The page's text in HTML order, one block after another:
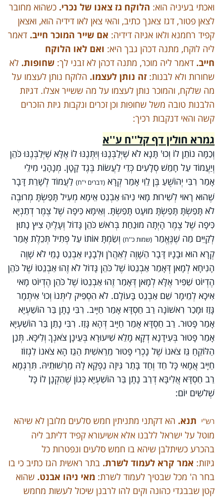
ואכתי בעיניה הוא: הלוקח גז צאנו של נכרי. כשהוא מחובר
לצאן פטור, דגז צאנך כתיב, והאי צאן לאו דידיה הוא, ואצאן
קפיד רחמנא ולאו אגיזה דידיה: אם שייר המוכר חייב. דאמר
ליה לוקח, מתנה דכהן גבך היא: ואם לאו הלוקח
חייב. דאמר ליה מוכר, מתנה דכהן לא זבני לך: שחופות. לא
שחורות ולא לבנות: זה נותן לעצמו. הלוקח נותן לעצמו על
מה שלקח, והמוכר נותן לעצמו על מה ששייר אצלו. דגיזת
הלבנות טובה משל שחופות וכן זכרים ונקבות גיזת הזכרים
קשה והאי דנקבות רכיך:
גמרא חולין דף קל''ח ע''א
וְכַמָּה נוֹתֵן לוֹ וְכוּ' תָּנָא לֹא שֶׁיְּלַבְּנֶנּוּ וְיִתְּנֶנּוּ לוֹ אֶלָּא שֶׁיְּלַבְּנֶנּוּ כֹּהֵן
וְיַעֲמוֹד עַל חָמֵשׁ סְלָעִים כְּדֵי לַעֲשׂוֹת בֶּגֶד קָטָן. מְנָהָנֵי מִילֵי
אָמַר רִבִּי יְהוֹשֻׁעַ בֶּן לֵוִי אָמַר קְרָא (דברים י''ח) לַעֲמוֹד לְשָׁרֵת דָּבָר
שֶׁהוּא רָאוּי לְשִׁירוּת מָאי נִיהוּ אַבְנֵט אֵימָא מְעִיל תָּפַשְׂתָּ מְרוּבֶה
לֹא תָּפַשְׂתָּ תָּפַשְׂתָּ מוּעָט תָּפַשְׂתָּ. וְאֵימָא כִּיפָה שֶׁל צֶמֶר דְתַנְיָא
כִּיפָה שֶׁל צֶמֶר הָיְתָה מוּנַחַת בְּרֹאשׁ כֹּהֵן גָּדוֹל וְעָלֶיהָ צִיץ נָתוּן
לְקַיֵּים מַה שֶׁנֶּאֱמַר (שמות כ''ח) וְשַׂמְתָּ אוֹתוֹ עַל פְּתִיל תְּכֵלֶת אָמַר
קְרָא הוּא וּבָנָיו דָּבָר הַשָּׁוֶה לְאַהֲרֹן וּלְבָנָיו אַבְנֵט נָמֵי לֹא שָׁוֶה
הָנִיחָא לְמָאן דְּאָמַר אַבְנֵטוֹ שֶׁל כֹּהֵן גָּדוֹל לֹא זֶהוּ אַבְנֵטוֹ שֶׁל כֹּהֵן
הֶדְיוֹט שַׁפִּיר אֶלָּא לְמָאן דְּאָמַר זֶהוּ אַבְנֵטוֹ שֶׁל כֹּהֵן הֶדְיוֹט מָאי
אִיכָא לְמֵימָר שֵׁם אַבְנֵט בָּעוֹלָם. לֹא הִסְפִּיק לִיתְּנוֹ וְכוּ' אִיתְמָר
גָּזַז וּמָכַר רִאשׁוֹנָה רַב חַסְדָּא אָמַר חַיָּיב. רִבִּי נָתָן בַּר הוֹשַׁעְיָא
אָמַר פָּטוּר. רַב חַסְדָּא אָמַר חַיָּיב דְּהָא גָּזַז. רִבִּי נָתַן בַּר הוֹשַׁעְיָא
אָמַר פָּטוּר בְּעִידָנָא דְקָא מָלֵא שִׁיעוּרָא בְּעֵינָן צֹאנְךָ וְלִיכָּא. תְּנַן
הַלּוֹקֵחַ גֵּז צֹאנוֹ שֶׁל נָכְרִי פָּטוּר מֵרֵאשִׁית הַגֵז הָא צֹאנוֹ לִגְזוֹז
חַיָּיב אֲמָאי כָּל חַד וְחַד בָּתַר גִּיזָה נַפְקָא לָהּ מֵרְשׁוּתֵיהּ. תִּרְגְּמָא
רַב חַסְדָּא אֲלִיבָּא דְרַב נָתָן בַּר הוֹשַׁעְיָא כְּגוֹן שֶׁהִקְנָן לוֹ כָּל
שְׁלשִים יוֹם:
רש''י תנא. הא דקתני מתניתין חמש סלעים מלובן לא שיהא
מוטל על ישראל ללבנו אלא אשיעורא קפיד דליתב ליה
בהכרע כשיתלבן שיהא בו חמש סלעים ונפטרות כל
גיזות: אמר קרא לעמוד לשרת. בתר ראשית הגז כתיב כי בו
בחר ה' מכל שבטיך לעמוד לשרת: מאי ניהו אבנט. שהוא
קטן שבבגדי כהונה וקים להו לרבנן שיכול לעשות מחמש